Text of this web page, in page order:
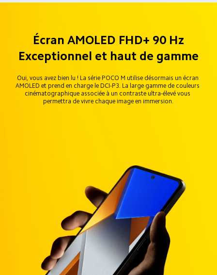
Écran AMOLED FHD+ 90 Hz
Exceptionnel et haut de gamme
Oui, vous avez bien lu ! La série POCO M utilise désormais un écran
AMOLED et prend en charge le DCI-P3. La large gamme de couleurs
cinématographique associée à un contraste ultra-élevé vous
permettra de vivre chaque image en immersion.